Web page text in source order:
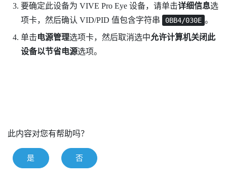
要确定此设备为 VIVE Pro Eye设备，请单击详细信息选
项卡，然后确认 VID/PID 值包含字符串
0BB4/030E 。
单击电源管理选项卡，然后取消选中允许计算机关闭此
设备以节省电源选项。
此内容对您有帮助吗？
是 否